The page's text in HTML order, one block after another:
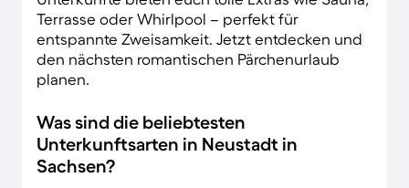
Terrasse oder Whirlpool – perfekt für
entspannte Zweisamkeit. Jetzt entdecken und
den nächsten romantischen Pärchenurlaub
planen.
Was sind die beliebtesten
Unterkunftsarten in Neustadt in
Sachsen?